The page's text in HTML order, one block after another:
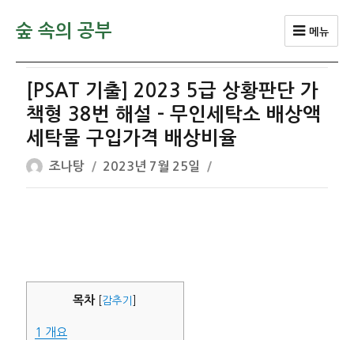
숲 속의 공부 메뉴
[PSAT 기출] 2023 5급 상황판단 가
책형 38번 해설 – 무인세탁소 배상액
세탁물 구입가격 배상비율
글
쓴
조나탕
작
성
2023년 7월 25일
목차 감추기
1 개요